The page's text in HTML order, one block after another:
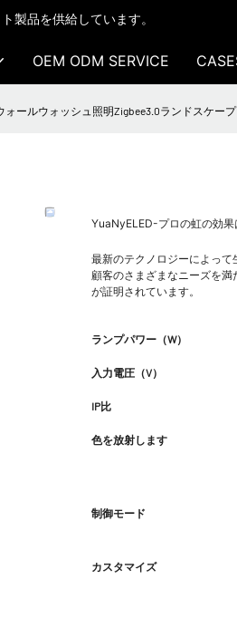
製品を供給しています。
OEM ODM SERVICE
ォールウォッシュ照明Zigbee3.0ランドスケー
YuaNyELED-プロの虹の効
最新のテクノロジーによって
顧客のさまざまなニーズを
が証明されています。
ランプパワー（W）
入力電圧（V）
IP比
色を放射します
制御モード
カスタマイズ